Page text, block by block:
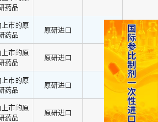
药品
上市的原
药品
原研进口
上市的原
药品
原研进口
上市的原
药品
原研进口
上市的原
药品
原研进口